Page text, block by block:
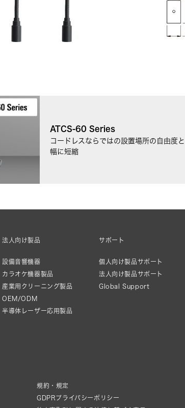
ATCS‐60 Series
コードレスならではの設置場所の自由度
幅に短縮
法人向け製品
設備音響機器
カラオケ機器製品
産業用クリーニング製品
OEM/ODM
半導体レーザー応用製品
サポート
個人向け製品サポート
法人向け製品サポート
Global Support
規約・規定
GDPRプライバシーポリシー